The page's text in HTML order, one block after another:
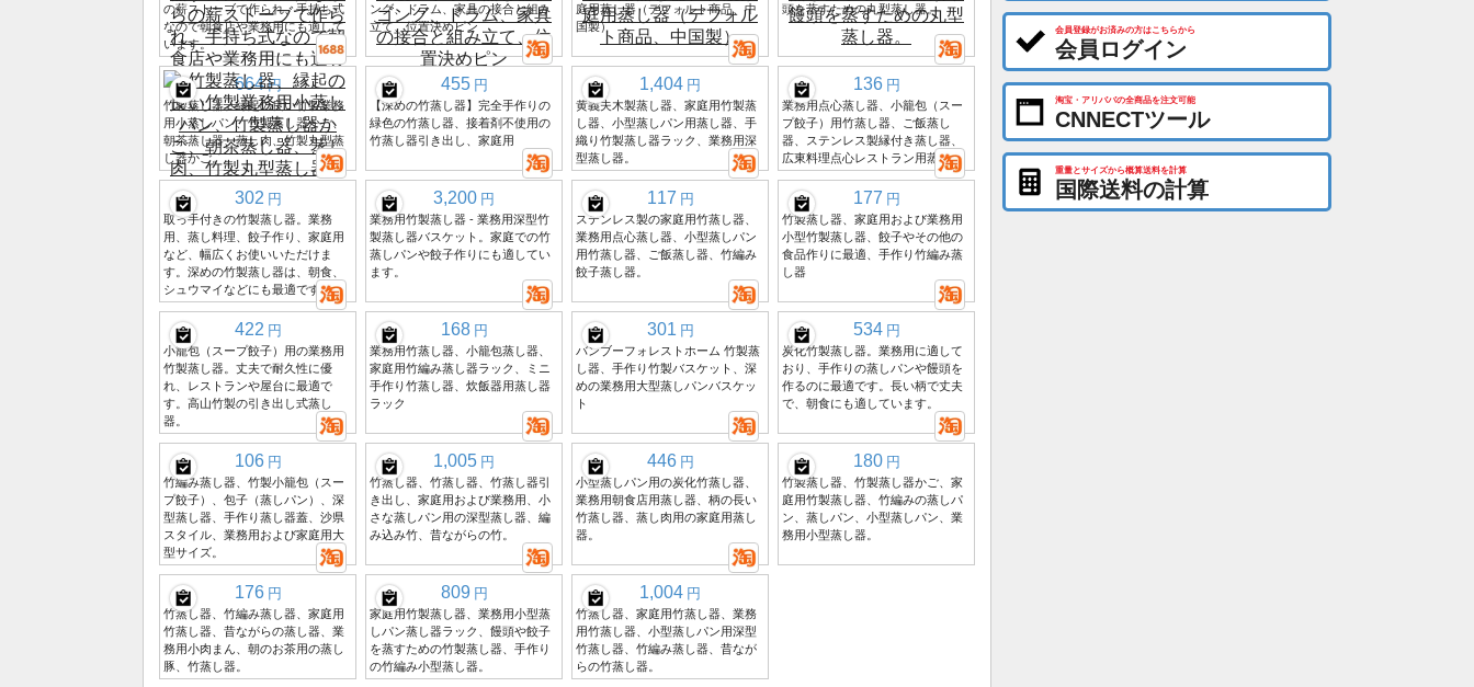
の薪ストーブで作られ、手持ち式
なので朝食店や業務用にも適して
います。
ング、ドラム、家具の接合と組み
立て、位置決めピン
庭用蒸し器（デフォルト商品、中
国製）
頭を蒸すための丸型蒸し器。
664 円
竹製蒸し器、縁起の良い竹製業務
用小蒸しパン、竹製蒸し器かご、
朝茶蒸し器、蒸し肉、竹製丸型蒸
し器かご。
455 円
【深めの竹蒸し器】完全手作りの
緑色の竹蒸し器、接着剤不使用の
竹蒸し器引き出し、家庭用
1,404 円
黄義夫木製蒸し器、家庭用竹製蒸
し器、小型蒸しパン用蒸し器、手
織り竹製蒸し器ラック、業務用深
型蒸し器。
136 円
業務用点心蒸し器、小籠包（スー
プ餃子）用竹蒸し器、ご飯蒸し
器、ステンレス製縁付き蒸し器、
広東料理点心レストラン用蒸し器
302 円
取っ手付きの竹製蒸し器。業務
用、蒸し料理、餃子作り、家庭用
など、幅広くお使いいただけま
す。深めの竹製蒸し器は、朝食、
シュウマイなどにも最適です。
3,200 円
業務用竹製蒸し器 - 業務用深型竹
製蒸し器バスケット。家庭での竹
蒸しパンや餃子作りにも適してい
ます。
117 円
ステンレス製の家庭用竹蒸し器、
業務用点心蒸し器、小型蒸しパン
用竹蒸し器、ご飯蒸し器、竹編み
餃子蒸し器。
177 円
竹製蒸し器、家庭用および業務用
小型竹製蒸し器、餃子やその他の
食品作りに最適、手作り竹編み蒸
し器
422 円
小籠包（スープ餃子）用の業務用
竹製蒸し器。丈夫で耐久性に優
れ、レストランや屋台に最適で
す。高山竹製の引き出し式蒸し
器。
168 円
業務用竹蒸し器、小籠包蒸し器、
家庭用竹編み蒸し器ラック、ミニ
手作り竹蒸し器、炊飯器用蒸し器
ラック
301 円
バンブーフォレストホーム 竹製蒸
し器、手作り竹製バスケット、深
めの業務用大型蒸しパンバスケッ
ト
534 円
炭化竹製蒸し器。業務用に適して
おり、手作りの蒸しパンや饅頭を
作るのに最適です。長い柄で丈夫
で、朝食にも適しています。
106 円
竹編み蒸し器、竹製小籠包（スー
プ餃子）、包子（蒸しパン）、深
型蒸し器、手作り蒸し器蓋、沙県
スタイル、業務用および家庭用大
型サイズ。
1,005 円
竹蒸し器、竹蒸し器、竹蒸し器引
き出し、家庭用および業務用、小
さな蒸しパン用の深型蒸し器、編
み込み竹、昔ながらの竹。
446 円
小型蒸しパン用の炭化竹蒸し器、
業務用朝食店用蒸し器、柄の長い
竹蒸し器、蒸し肉用の家庭用蒸し
器。
180 円
竹製蒸し器、竹製蒸し器かご、家
庭用竹製蒸し器、竹編みの蒸しパ
ン、蒸しパン、小型蒸しパン、業
務用小型蒸し器。
176 円
竹蒸し器、竹編み蒸し器、家庭用
竹蒸し器、昔ながらの蒸し器、業
務用小肉まん、朝のお茶用の蒸し
豚、竹蒸し器。
809 円
家庭用竹製蒸し器、業務用小型蒸
しパン蒸し器ラック、饅頭や餃子
を蒸すための竹製蒸し器、手作り
の竹編み小型蒸し器。
1,004 円
竹蒸し器、家庭用竹蒸し器、業務
用竹蒸し器、小型蒸しパン用深型
竹蒸し器、竹編み蒸し器、昔なが
らの竹蒸し器。
会員登録がお済みの方はこちらから
会員ログイン
淘宝・アリババの全商品を注文可能
CNNECTツール
重量とサイズから概算送料を計算
国際送料の計算